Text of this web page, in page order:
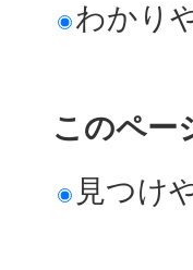
わかり
このペー
見つけ